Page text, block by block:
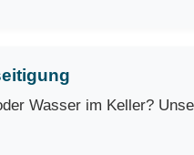
Wasser im Keller?